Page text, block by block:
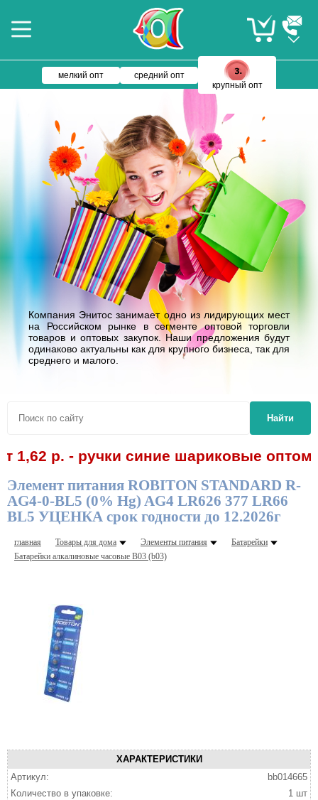
мелкий опт
средний опт
крупный опт
Компания Энитос занимает одно из лидирующих мест
на Российском рынке в сегменте оптовой торговли
товаров и оптовых закупок. Наши предложения будут
одинаково актуальны как для крупного бизнеса, так для
среднего и малого.
Найти
р. - ручки синие шариковые оптом!
Элемент питания ROBITON STANDARD R-
AG4-0-BL5 (0% Hg) AG4 LR626 377 LR66
BL5 УЦЕНКА срок годности до 12.2026г
главная Товары для дома Элементы питания
Батарейки
Батарейки алкалиновые часовые В03 (b03)
ХАРАКТЕРИСТИКИ
Артикул:
bb014665
Количество в упаковке:
1 шт